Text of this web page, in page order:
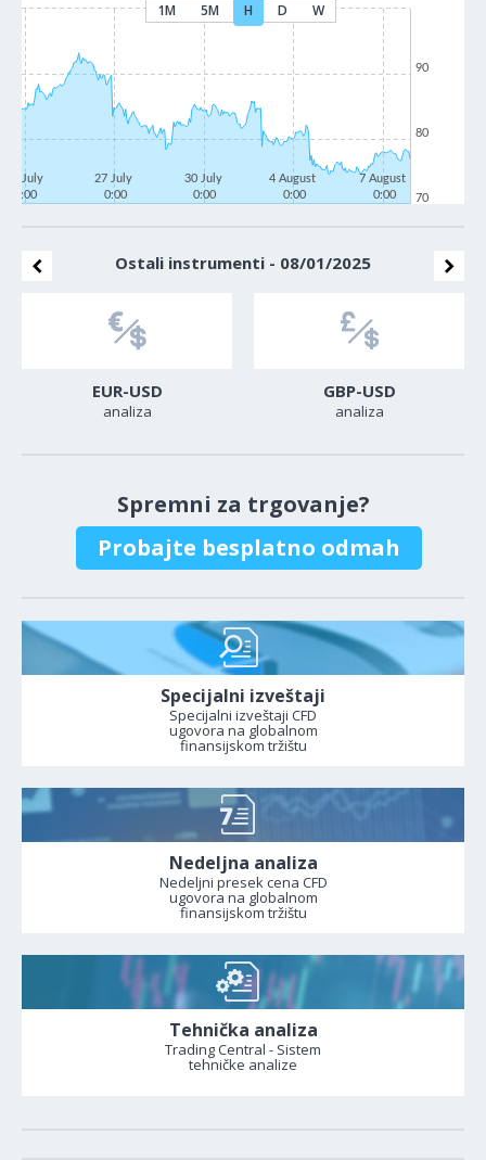
1M 5M H D W
22 July
0:00
27 July
0:00
30 July
0:00
4 August
0:00
7 August
0:00
70
80
90
Ostali instrumenti - 08/01/2025
EUR-USD
analiza
GBP-USD
analiza
Spremni za trgovanje?
Probajte besplatno odmah
Specijalni izveštaji
Specijalni izveštaji CFD
ugovora na globalnom
finansijskom tržištu
Nedeljna analiza
Nedeljni presek cena CFD
ugovora na globalnom
finansijskom tržištu
Tehnička analiza
Trading Central - Sistem
tehničke analize